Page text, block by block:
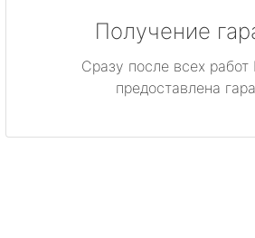
Получение
Сразу после всех работ
предоставлена